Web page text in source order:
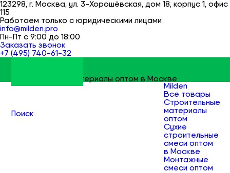
123298, г. Москва, ул. 3-Хорошёвская, дом 18, корпус 1, офис
115
Работаем только с юридическими лицами
info@milden.pro
Пн-Пт с 9:00 до 18:00
Заказать звонок
+7 (495) 740-61-32
Строительные материалы оптом в Москве
Поиск
Milden
Все товары
Строительные
материалы
оптом
Сухие
строительные
смеси оптом
в Москве
Монтажные
смеси оптом